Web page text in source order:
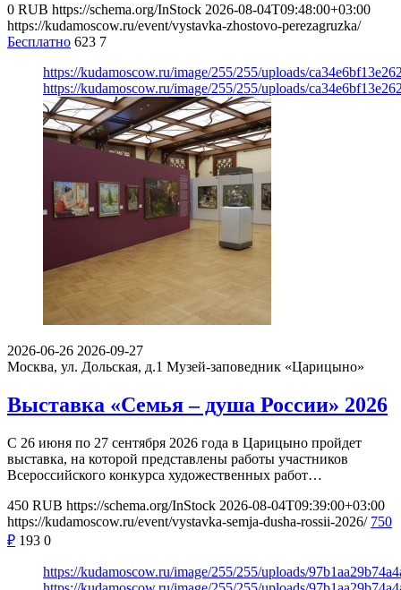
0 RUB https://schema.org/InStock 2026-08-04T09:48:00+03:00
https://kudamoscow.ru/event/vystavka-zhostovo-perezagruzka/
Бесплатно 623 7
https://kudamoscow.ru/image/255/255/uploads/
https://kudamoscow.ru/image/255/255/uploads/
2026-06-26 2026-09-27
Москва, ул. Дольская, д.1 Музей-заповедник «Царицыно»
Выставка «Семья – душа России» 2026
С 26 июня по 27 сентября 2026 года в Царицыно пройдет
выставка, на которой представлены работы участников
Всероссийского конкурса художественных работ…
450 RUB https://schema.org/InStock 2026-08-04T09:39:00+03:00
https://kudamoscow.ru/event/vystavka-semja-dusha-rossii-2026/ 750
₽ 193 0
https://kudamoscow.ru/image/255/255/uploads/